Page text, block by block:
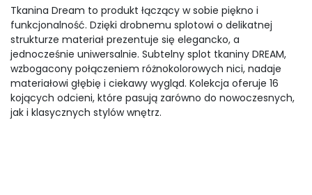
Tkanina Dream to produkt łączący w sobie piękno i
funkcjonalność. Dzięki drobnemu splotowi o delikatnej
strukturze materiał prezentuje się elegancko, a
jednocześnie uniwersalnie. Subtelny splot tkaniny DREAM,
wzbogacony połączeniem różnokolorowych nici, nadaje
materiałowi głębię i ciekawy wygląd. Kolekcja oferuje 16
kojących odcieni, które pasują zarówno do nowoczesnych,
jak i klasycznych stylów wnętrz.